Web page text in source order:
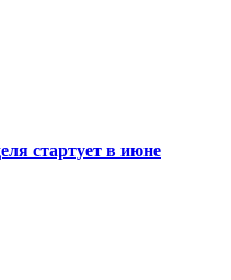
стартует в июне